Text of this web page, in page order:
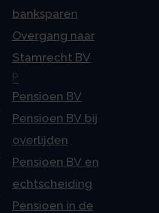
banksparen
Overgang naar
Stamrecht BV
P
Pensioen BV
Pensioen BV bij
overlijden
Pensioen BV en
echtscheiding
Pensioen in de